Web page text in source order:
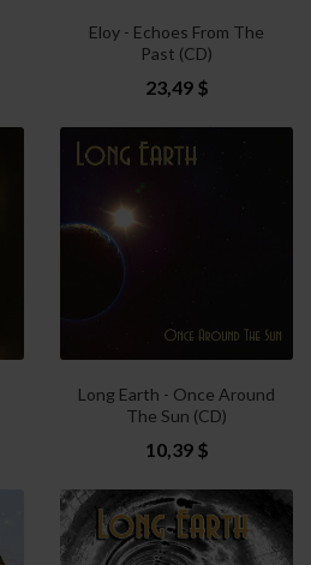
Eloy - Echoes From The
Past (CD)
23,49 $
Long Earth - Once Around
The Sun (CD)
10,39 $